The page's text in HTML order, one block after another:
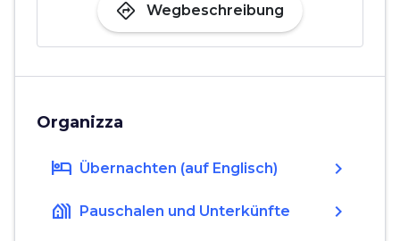
directions Wegbeschreibung
Organizza
hotel Übernachten (auf Englisch) chevron_right
holiday_village Pauschalen und Unterkünfte chevron_right